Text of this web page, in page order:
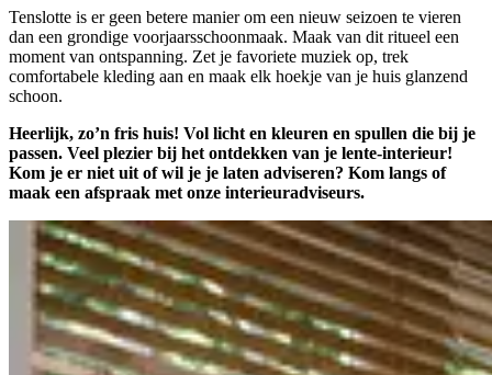
Tenslotte is er geen betere manier om een nieuw seizoen te vieren
dan een grondige voorjaarsschoonmaak. Maak van dit ritueel een
moment van ontspanning. Zet je favoriete muziek op, trek
comfortabele kleding aan en maak elk hoekje van je huis glanzend
schoon.
Heerlijk, zo’n fris huis! Vol licht en kleuren en spullen die bij je
passen. Veel plezier bij het ontdekken van je lente-interieur!
Kom je er niet uit of wil je je laten adviseren? Kom langs of
maak een afspraak met onze interieuradviseurs.